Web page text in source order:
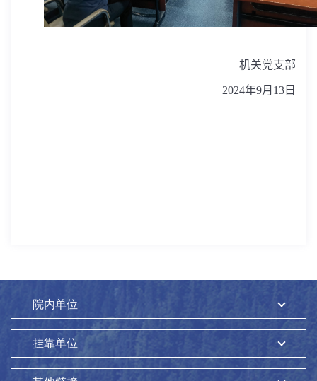
机关党支部
2024年9月 13 日
院内单位
挂靠单位